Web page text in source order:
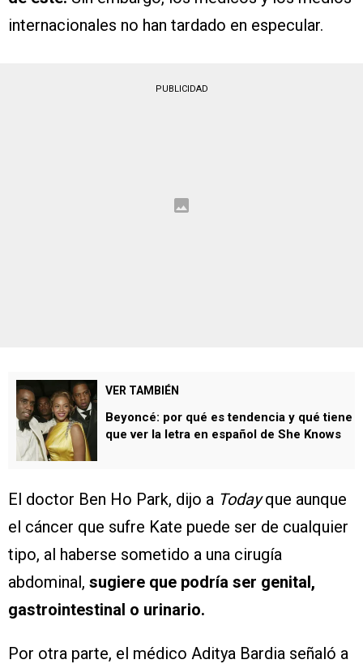
internacionales no han tardado en especular.
PUBLICIDAD
VER TAMBIÉN
Beyoncé: por qué es tendencia y qué tiene
que ver la letra en español de She Knows
El doctor Ben Ho Park, dijo a Todayque aunque
el cáncer que sufre Kate puede ser de cualquier
tipo, al haberse sometido a una cirugía
abdominal, sugiere que podría ser genital,
gastrointestinal o urinario.
Por otra parte, el médico Aditya Bardia señaló a